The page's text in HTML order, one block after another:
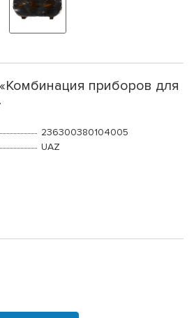
приборов для
236300380104005
UAZ